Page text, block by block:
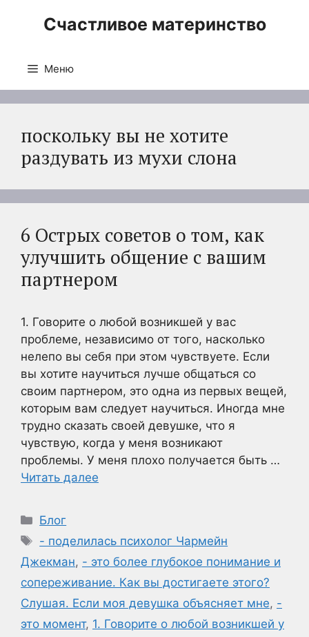
Счастливое материнство
Меню
поскольку вы не хотите
раздувать из мухи слона
6 Острых советов о том, как
улучшить общение с вашим
партнером
1. Говорите о любой возникшей у вас
проблеме, независимо от того, насколько
нелепо вы себя при этом чувствуете. Если
вы хотите научиться лучше общаться со
своим партнером, это одна из первых вещей,
которым вам следует научиться. Иногда мне
трудно сказать своей девушке, что я
чувствую, когда у меня возникают
проблемы. У меня плохо получается быть …
Читать далее
Рубрики
Блог
Метки
- поделилась психолог Чармейн
Джекман, - это более глубокое понимание и
сопереживание. Как вы достигаете этого?
Слушая. Если моя девушка объясняет мне, -
это момент, 1. Говорите о любой возникшей у